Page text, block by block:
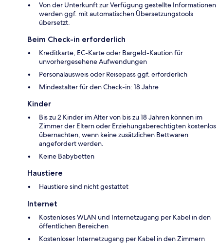
Von der Unterkunft zur Verfügung gestellte Informationen
werden ggf. mit automatischen Übersetzungstools
übersetzt.
Beim Check-in erforderlich
Kreditkarte, EC-Karte oder Bargeld-Kaution für
unvorhergesehene Aufwendungen
Personalausweis oder Reisepass ggf. erforderlich
Mindestalter für den Check-in: 18 Jahre
Kinder
Bis zu 2 Kinder im Alter von bis zu 18 Jahren können im
Zimmer der Eltern oder Erziehungsberechtigten kostenlos
übernachten, wenn keine zusätzlichen Bettwaren
angefordert werden.
Keine Babybetten
Haustiere
Haustiere sind nicht gestattet
Internet
Kostenloses WLAN und Internetzugang per Kabel in den
öffentlichen Bereichen
Kostenloser Internetzugang per Kabel in den Zimmern